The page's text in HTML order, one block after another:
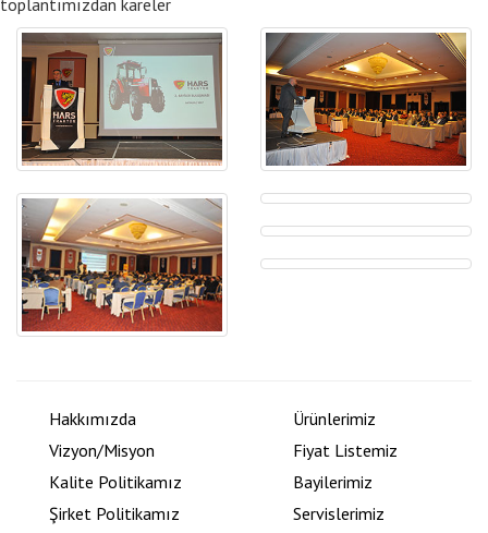
Hakkımızda
Vizyon/Misyon
Kalite Politikamız
Şirket Politikamız
Ürünlerimiz
Fiyat Listemiz
Bayilerimiz
Servislerimiz